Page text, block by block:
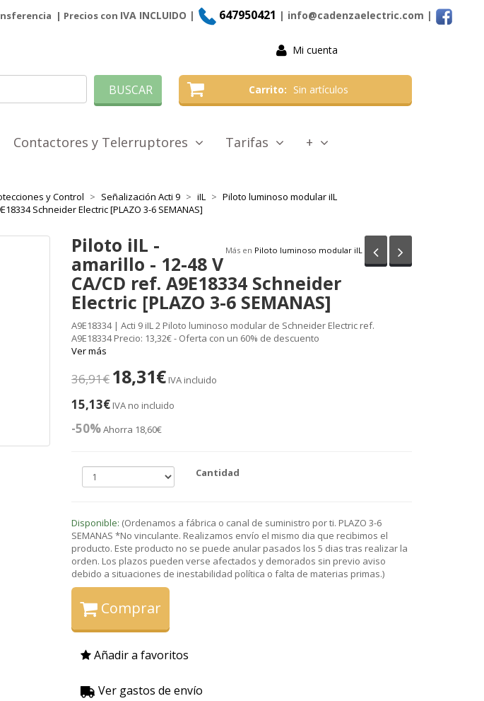
| Precios con IVA INCLUIDO | 647950421 | info@cadenzaelectric.com |
Mi cuenta
Carrito Sin artículos
BUSCAR
Contactores y Telerruptores Tarifas +
y Control Señalización Acti 9 iIL
Piloto luminoso modular iIL
Schneider Electric [PLAZO 3-6 SEMANAS]
Más en Piloto luminoso modular iIL Anterior
Piloto iIL -
amarillo - 12-48 V
CA/CD ref. A9E18334 Schneider
Electric [PLAZO 3-6 SEMANAS]
A9E18334 | Acti 9 iIL 2 Piloto luminoso modular de Schneider Electric ref.
A9E18334 Precio: 13,32€ - Oferta con un 60% de descuento
Ver más
36,91€ 18,31€ IVA incluido
15,13€ IVA no incluido
-50%Ahorra 18,60€
Cantidad
Disponible: (Ordenamos a fábrica o canal de suministro por ti. PLAZO 3-6
SEMANAS *No vinculante. Realizamos envío el mismo dia que recibimos el
producto. Este producto no se puede anular pasados los 5 dias tras realizar la
orden. Los plazos pueden verse afectados y demorados sin previo aviso
debido a situaciones de inestabilidad política o falta de materias primas.)
Comprar
Añadir a favoritos
Ver gastos de envío